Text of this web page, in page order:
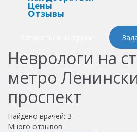
Цены
Отзывы
Неврологи на
метро
проспект
Найдено врачей: 3
Много отзывов